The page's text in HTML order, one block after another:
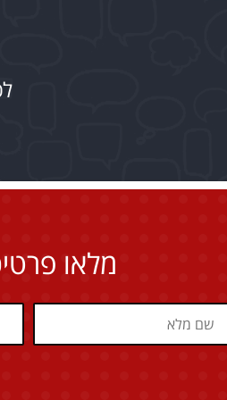
מלאו